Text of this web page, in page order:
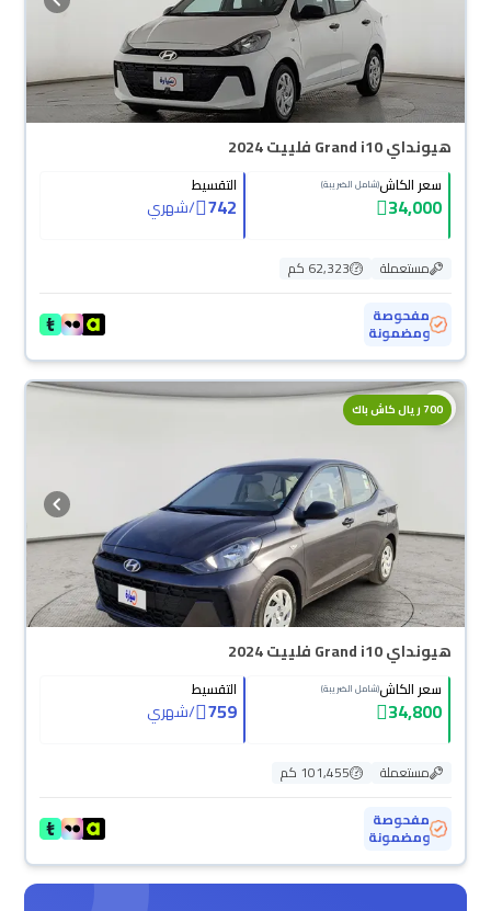
هيونداي Grand i10 فلييت 2024
سعر الكاش(شامل الضريبة)
34,000
التقسيط
742
/شهري
مستعملة
62,323 كم
مفحوصة
ومضمونة
700 ريال كاش باك
هيونداي Grand i10 فلييت 2024
سعر الكاش(شامل الضريبة)
34,800
التقسيط
759
/شهري
مستعملة
101,455 كم
مفحوصة
ومضمونة